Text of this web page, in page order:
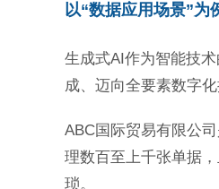
以“数据应用场景”为
生成式AI作为智能技
成、迈向全要素数字化
ABC国际贸易有限公
理数百至上千张单据
琐。